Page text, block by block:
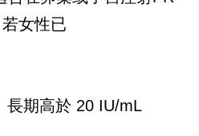
女性已
長期高於 20 IU/mL